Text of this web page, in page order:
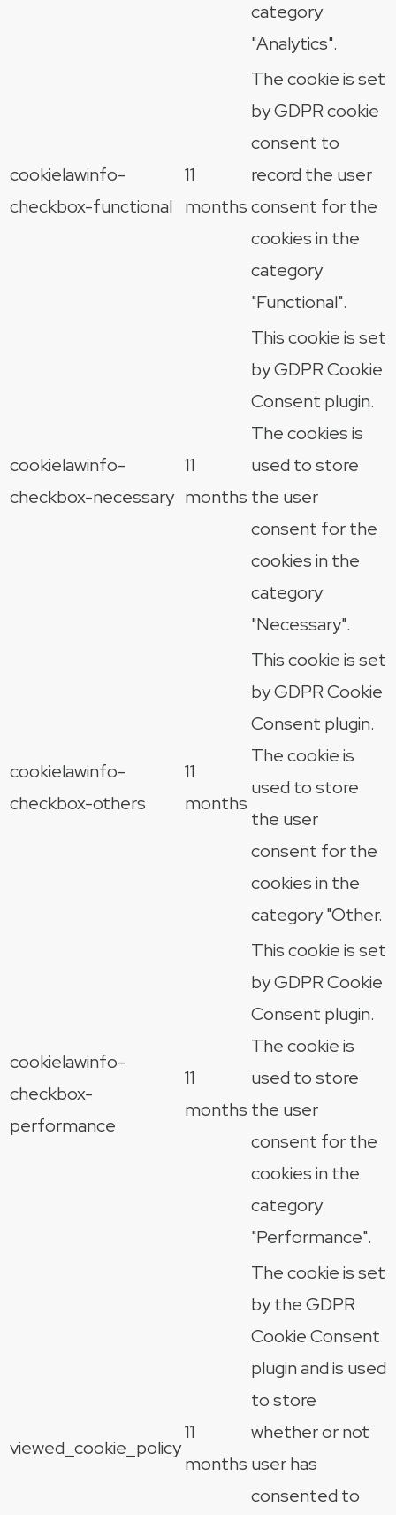
category
"Analytics".
cookielawinfo-
checkbox-functional
11
months
The cookie is set
by GDPR cookie
consent to
record the user
consent for the
cookies in the
category
"Functional".
cookielawinfo-
checkbox-necessary
11
months
This cookie is set
by GDPR Cookie
Consent plugin.
The cookies is
used to store
the user
consent for the
cookies in the
category
"Necessary".
cookielawinfo-
checkbox-others
11
months
This cookie is set
by GDPR Cookie
Consent plugin.
The cookie is
used to store
the user
consent for the
cookies in the
category "Other.
cookielawinfo-
checkbox-
performance
11
months
This cookie is set
by GDPR Cookie
Consent plugin.
The cookie is
used to store
the user
consent for the
cookies in the
category
"Performance".
viewed_cookie_policy
11
months
The cookie is set
by the GDPR
Cookie Consent
plugin and is used
to store
whether or not
user has
consented to